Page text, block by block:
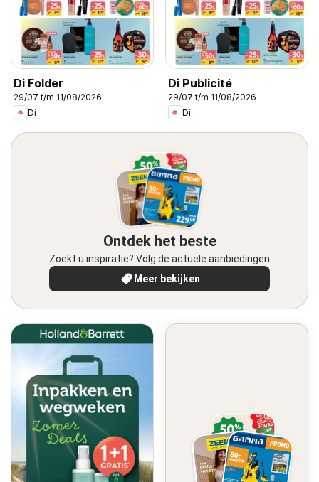
Di Folder
29/07 t/m 11/08/2026
Di
Di Publicité
29/07 t/m 11/08/2026
Di
Ontdek het beste
Zoekt u inspiratie? Volg de actuele aanbiedingen
Meer bekijken